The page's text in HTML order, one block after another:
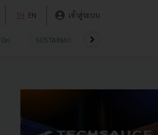
TH EN เข้าสู่ระบบ
SUSTAINABLE